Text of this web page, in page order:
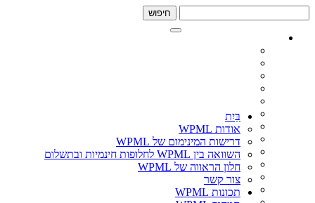
לתוכן
לסרגל
בַּיִת
אודות WPML
דרישות המינימום של WPML
השוואה בין WPML לחלופות חינמיות ובתשלום
חלון הראווה של WPML
צור קשר
תכונות WPML